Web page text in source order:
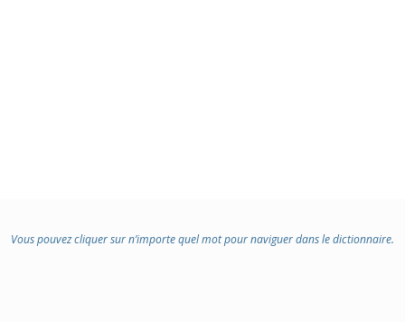
Vous pouvez cliquer sur n’importe quel mot pour naviguer dans le dictionnaire.